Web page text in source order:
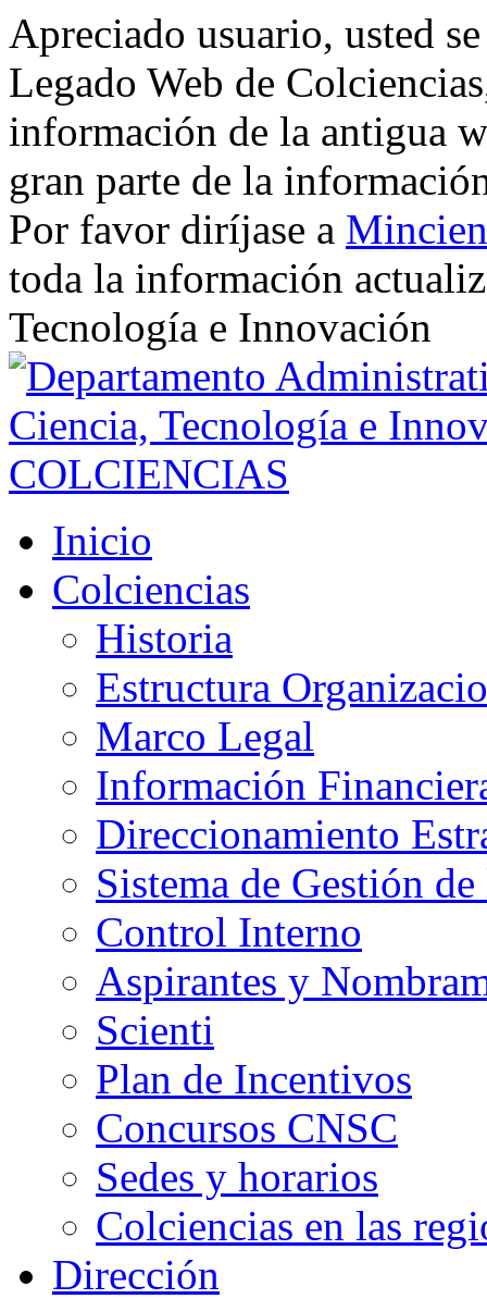
Apreciado usuario, usted
Legado Web de
información de la antigua
gran parte de la
Por favor diríjase a
toda la información
Tecnología e Innovación
Inicio
Colciencias
Historia
Estructura
Marco Legal
Información
Direccionamiento
Sistema de Gestión
Control Interno
Aspirantes y
Scienti
Plan de Incentivos
Concursos CNSC
Sedes y horarios
Colciencias en las
Dirección